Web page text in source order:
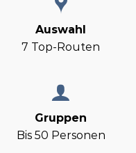
finden Sie 7
für Anfänger
Sie jetzt Dauer,
Auswahl
7 Top-Routen
Gruppen
Bis 50 Personen